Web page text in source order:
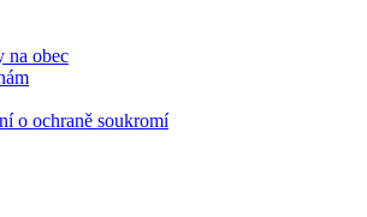
na obec
o ochraně soukromí